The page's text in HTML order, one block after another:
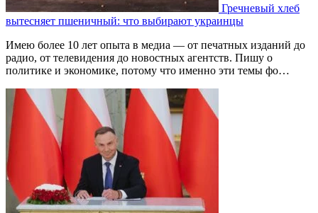
Гречневый хлеб
вытесняет пшеничный: что выбирают украинцы
Имею более 10 лет опыта в медиа — от печатных изданий до
радио, от телевидения до новостных агентств. Пишу о
политике и экономике, потому что именно эти темы фо…